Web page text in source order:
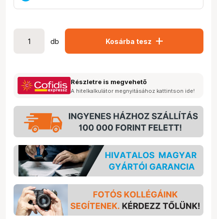
db Kosárba tesz add
Részletre is megvehető
A hitelkalkulátor megnyitásához kattintson ide!